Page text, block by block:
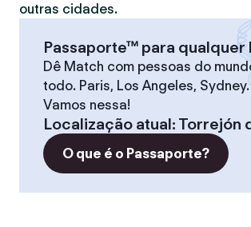
outras cidades.
Passaporte™ para qualquer
Dê Match com pessoas do
todo. Paris, Los Angeles, Sydney.
Vamos nessa!
Localização atual: Torrejón
O que é o Passaporte?